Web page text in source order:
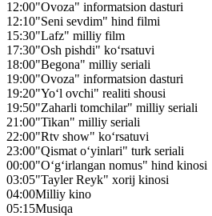
12:00"Ovoza" informatsion dasturi
12:10"Seni sevdim" hind filmi
15:30"Lafz" milliy film
17:30"Osh pishdi" ko‘rsatuvi
18:00"Begona" milliy seriali
19:00"Ovoza" informatsion dasturi
19:20"Yo‘l ovchi" realiti shousi
19:50"Zaharli tomchilar" milliy seriali
21:00"Tikan" milliy seriali
22:00"Rtv show" ko‘rsatuvi
23:00"Qismat o‘yinlari" turk seriali
00:00"O‘g‘irlangan nomus" hind kinosi
03:05"Tayler Reyk" xorij kinosi
04:00Milliy kino
05:15Musiqa